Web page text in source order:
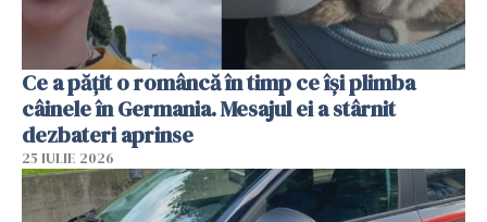
Ce a pățit o româncă în timp ce își plimba
câinele în Germania. Mesajul ei a stârnit
dezbateri aprinse
25 IULIE 2026